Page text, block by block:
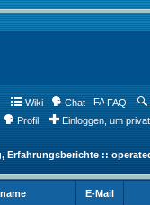
Wiki Chat FAQ
Profil
Einloggen, um
Erfahrungsberichte ::
E-Mail